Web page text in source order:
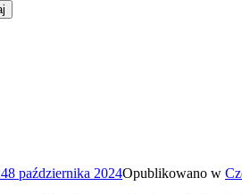
8 października 2024Opublikowano w